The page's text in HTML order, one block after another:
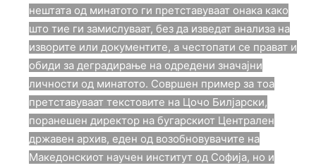
нештата од минатото ги претставуваат онака како
што тие ги замислуваат, без да изведат анализа на
изворите или документите, а честопати се прават и
обиди за деградирање на одредени значајни
личности од минатото. Совршен пример за тоа
претставуваат текстовите на Цочо Билјарски,
поранешен директор на бугарскиот Централен
државен архив, еден од возобновувачите на
Македонскиот научен институт од Софија, но и